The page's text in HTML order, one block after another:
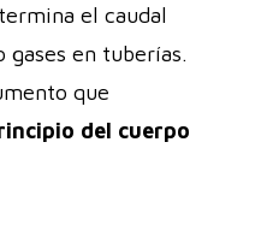
el caudal
en tuberías.
que
del cuerpo